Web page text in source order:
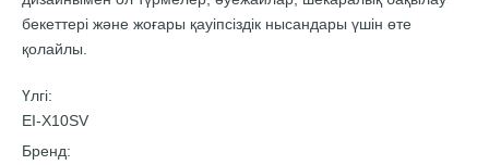
бекеттері және жоғары қауіпсіздік нысандары үшін өте
қолайлы.
Үлгі:
EI-X10SV
Бренд: